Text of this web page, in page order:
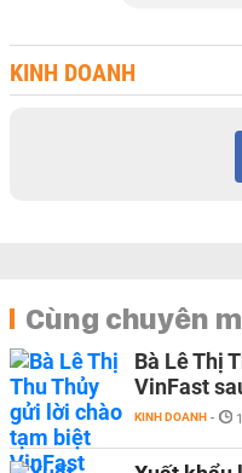
KINH DOANH
Cùng chuyên
Bà Lê Thị
VinFast
KINH DOANH -